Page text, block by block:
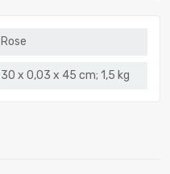
Rose
‎30 x 0,03 x 45 cm; 1,5 kg